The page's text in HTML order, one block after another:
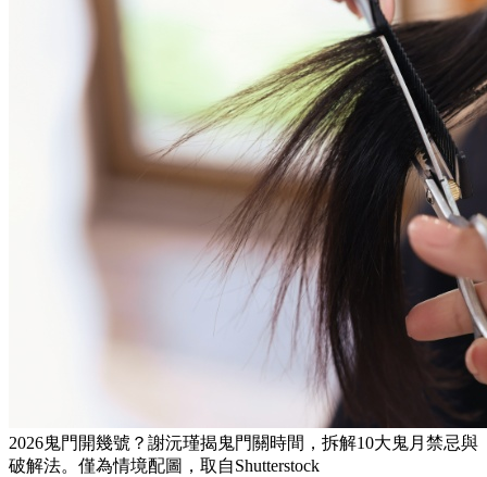
2026鬼門開幾號？謝沅瑾揭鬼門關時間，拆解10大鬼月禁忌與
破解法。僅為情境配圖，取自Shutterstock